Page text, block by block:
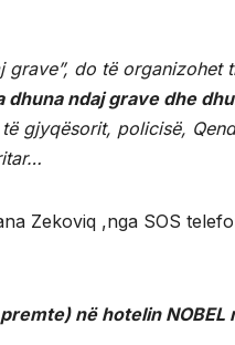
do të organizohet
ndaj grave dhe
gjyqësorit, policisë,
Zekoviq ,nga SOS
në hotelin NOBEL